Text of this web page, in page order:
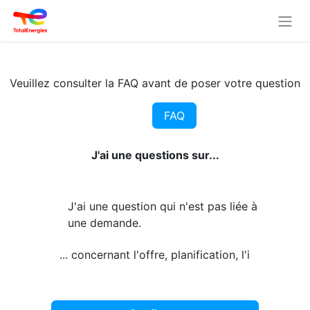
Veuillez consulter la FAQ avant de poser votre question
FAQ
J'ai une questions sur...
J'ai une question qui n'est pas liée à
une demande.